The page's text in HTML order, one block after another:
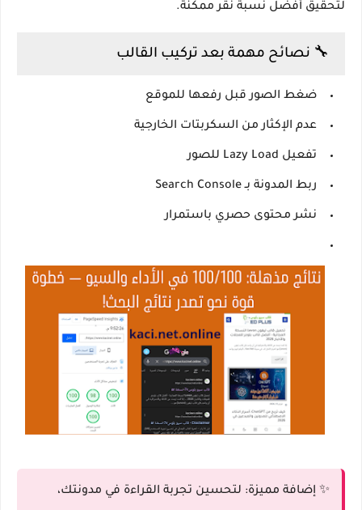
لتحقيق أفضل نسبة نقر ممكنة.
🔧 نصائح مهمة بعد تركيب القالب
ضغط الصور قبل رفعها للموقع
عدم الإكثار من السكربتات الخارجية
تفعيل Lazy Load للصور
ربط المدونة بـ Search Console
نشر محتوى حصري باستمرار
✨ إضافة مميزة: لتحسين تجربة القراءة في مدونتك،